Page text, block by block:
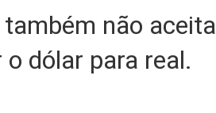
não
dólar para real.